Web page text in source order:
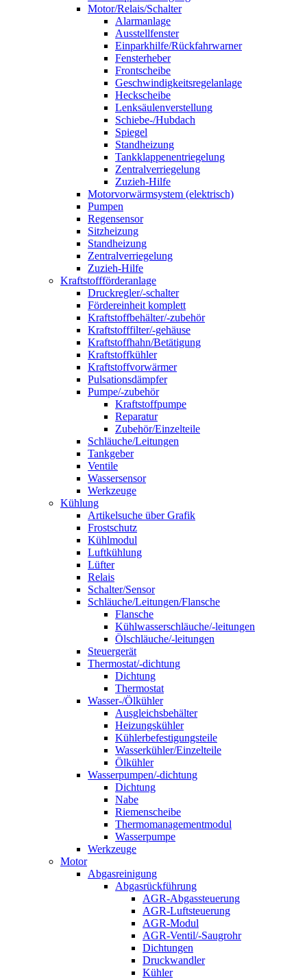
Motor/Relais/Schalter
Alarmanlage
Ausstellfenster
Einparkhilfe/Rückfahrwarner
Fensterheber
Frontscheibe
Geschwindigkeitsregelanlage
Heckscheibe
Lenksäulenverstellung
Schiebe-/Hubdach
Spiegel
Standheizung
Tankklappenentriegelung
Zentralverriegelung
Zuzieh-Hilfe
Motorvorwärmsystem (elektrisch)
Pumpen
Regensensor
Sitzheizung
Standheizung
Zentralverriegelung
Zuzieh-Hilfe
Kraftstoffförderanlage
Druckregler/-schalter
Fördereinheit komplett
Kraftstoffbehälter/-zubehör
Kraftstofffilter/-gehäuse
Kraftstoffhahn/Betätigung
Kraftstoffkühler
Kraftstoffvorwärmer
Pulsationsdämpfer
Pumpe/-zubehör
Kraftstoffpumpe
Reparatur
Zubehör/Einzelteile
Schläuche/Leitungen
Tankgeber
Ventile
Wassersensor
Werkzeuge
Kühlung
Artikelsuche über Grafik
Frostschutz
Kühlmodul
Luftkühlung
Lüfter
Relais
Schalter/Sensor
Schläuche/Leitungen/Flansche
Flansche
Kühlwasserschläuche/-leitungen
Ölschläuche/-leitungen
Steuergerät
Thermostat/-dichtung
Dichtung
Thermostat
Wasser-/Ölkühler
Ausgleichsbehälter
Heizungskühler
Kühlerbefestigungsteile
Wasserkühler/Einzelteile
Ölkühler
Wasserpumpen/-dichtung
Dichtung
Nabe
Riemenscheibe
Thermomanagementmodul
Wasserpumpe
Werkzeuge
Motor
Abgasreinigung
Abgasrückführung
AGR-Abgassteuerung
AGR-Luftsteuerung
AGR-Modul
AGR-Ventil/-Saugrohr
Dichtungen
Druckwandler
Kühler